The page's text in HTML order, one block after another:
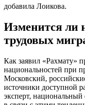
добавила Лоикова.
Изменится ли
трудовых
Как заявил «Рахмату»
национальностей при
Московский,
источники доступной
эксперт, национальный